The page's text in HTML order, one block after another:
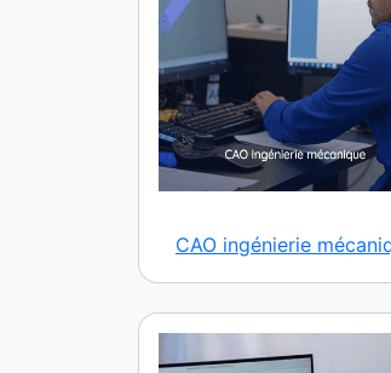
CAO ingénierie